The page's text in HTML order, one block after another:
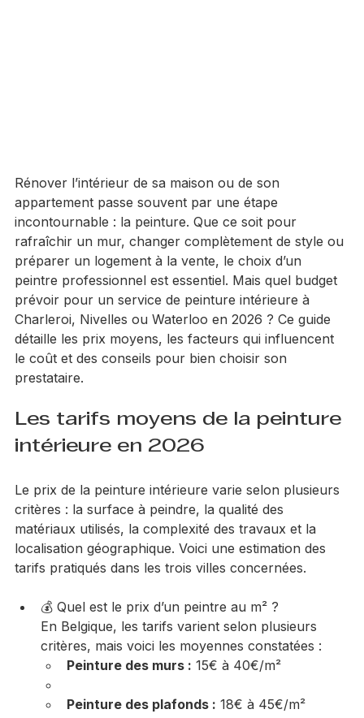
Rénover l’intérieur de sa maison ou de son
appartement passe souvent par une étape
incontournable : la peinture. Que ce soit pour
rafraîchir un mur, changer complètement de style ou
préparer un logement à la vente, le choix d’un
peintre professionnel est essentiel. Mais quel budget
prévoir pour un service de peinture intérieure à
Charleroi, Nivelles ou Waterloo en 2026 ? Ce guide
détaille les prix moyens, les facteurs qui influencent
le coût et des conseils pour bien choisir son
Les tarifs moyens de la peinture
Le prix de la peinture intérieure varie selon plusieurs
critères : la surface à peindre, la qualité des
matériaux utilisés, la complexité des travaux et la
localisation géographique. Voici une estimation des
💰 Quel est le prix d’un peintre au m² ?
En Belgique, les tarifs varient selon plusieurs
critères, mais voici les moyennes constatées :